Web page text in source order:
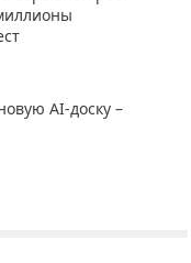
AI-доску –